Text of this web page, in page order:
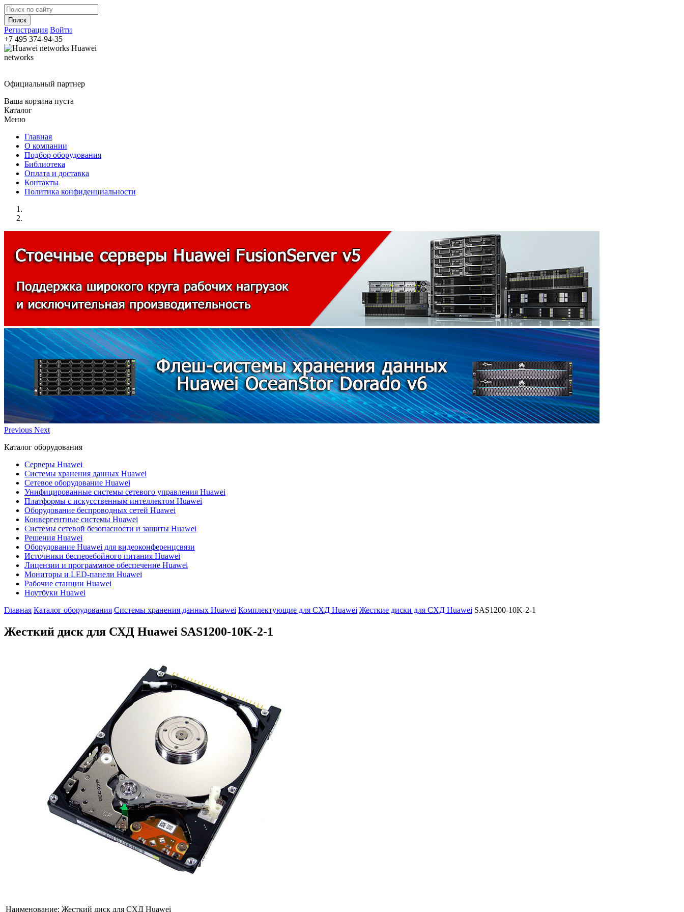
Регистрация Войти
+7 495 374-94-35
Huawei
networks
Официальный партнер
Ваша корзина пуста
Каталог
Меню
Главная
О компании
Подбор оборудования
Библиотека
Оплата и доставка
Контакты
Политика конфиденциальности
Previous Next
Каталог оборудования
Серверы Huawei
Системы хранения данных Huawei
Сетевое оборудование Huawei
Унифицированные системы сетевого управления Huawei
Платформы с искусственным интеллектом Huawei
Оборудование беспроводных сетей Huawei
Конвергентные системы Huawei
Системы сетевой безопасности и защиты Huawei
Решения Huawei
Оборудование Huawei для видеоконференцсвязи
Источники бесперебойного питания Huawei
Лицензии и программное обеспечение Huawei
Мониторы и LED-панели Huawei
Рабочие станции Huawei
Ноутбуки Huawei
Главная Каталог оборудования Системы хранения данных Huawei Комплектующие для СХД Huawei Жесткие диски для СХД Huawei SAS1200-10K-2-1
Жесткий диск для СХД Huawei SAS1200-10K-2-1
Наименование: Жесткий диск для СХД Huawei